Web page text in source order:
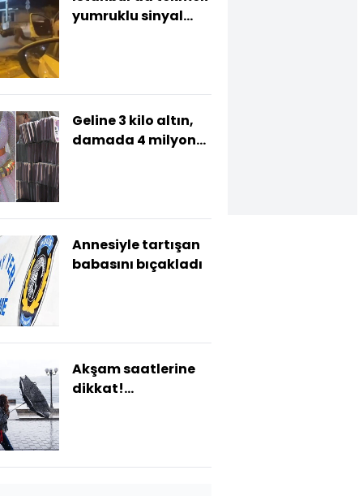
yumruklu sinyal
Geline 3 kilo altın,
damada 4 milyon
Annesiyle tartışan
babasını bıçakladı
Akşam saatlerine
dikkat!